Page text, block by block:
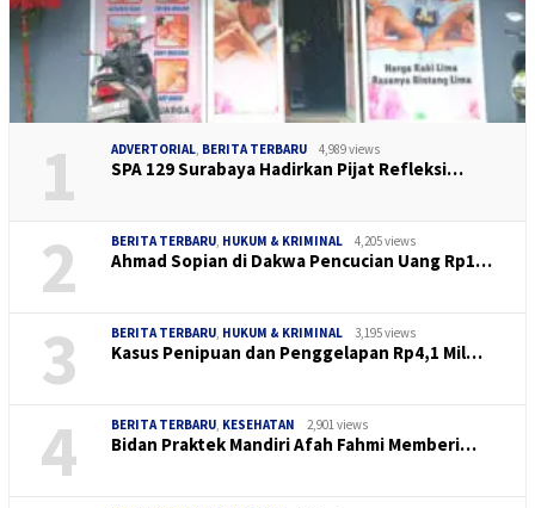
1 ADVERTORIAL, BERITA TERBARU 4,989 views
SPA 129 Surabaya Hadirkan Pijat Refleksi…
2 BERITA TERBARU, HUKUM & KRIMINAL 4,205 views
Ahmad Sopian di Dakwa Pencucian Uang Rp1…
3 BERITA TERBARU, HUKUM & KRIMINAL 3,195 views
Kasus Penipuan dan Penggelapan Rp4,1 Mil…
4 BERITA TERBARU, KESEHATAN 2,901 views
Bidan Praktek Mandiri Afah Fahmi Memberi…